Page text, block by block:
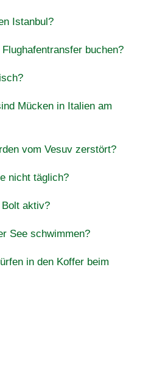
Istanbul?
buchen?
Mücken in Italien am
vom Vesuv zerstört?
nicht täglich?
aktiv?
See schwimmen?
in den Koffer beim